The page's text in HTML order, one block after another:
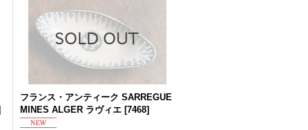
フランス・アンティーク SARREGUE
MINES ALGER ラヴィエ [7468]